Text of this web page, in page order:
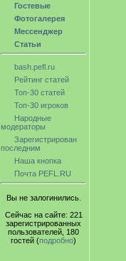
Гостевые
Фотогалерея
Мессенджер
Статьи
bash.pefl.ru
Рейтинг статей
Топ-30 статей
Топ-30 игроков
Народные
модераторы
Зарегистрирован
последним
Наша кнопка
Почта PEFL.RU
Вы не залогинились.
Сейчас на сайте: 221
зарегистрированных
пользователей, 180
гостей (подробно)